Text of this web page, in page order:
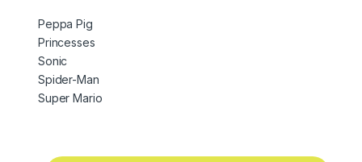
Peppa Pig
Princesses
Sonic
Spider-Man
Super Mario